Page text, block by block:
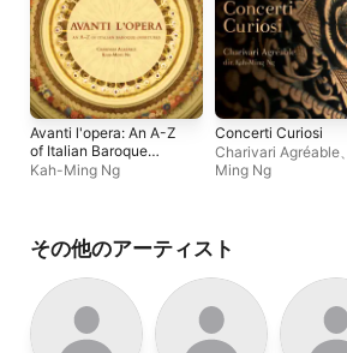
Avanti l'opera: An A-Z
of Italian Baroque
Overtures
Kah-Ming Ng
Concerti Curiosi
Charivari Agréable、
Ming Ng
その他のアーティスト